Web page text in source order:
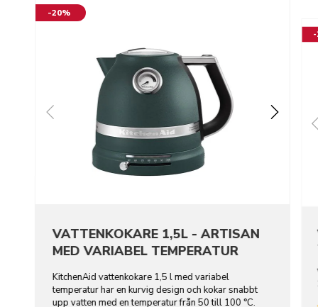
-20%
VATTENKOKARE 1,5L - ARTISAN
MED VARIABEL TEMPERATUR
KitchenAid vattenkokare 1,5 l med variabel
temperatur har en kurvig design och kokar snabbt
upp vatten med en temperatur från 50 till 100 °C.
-